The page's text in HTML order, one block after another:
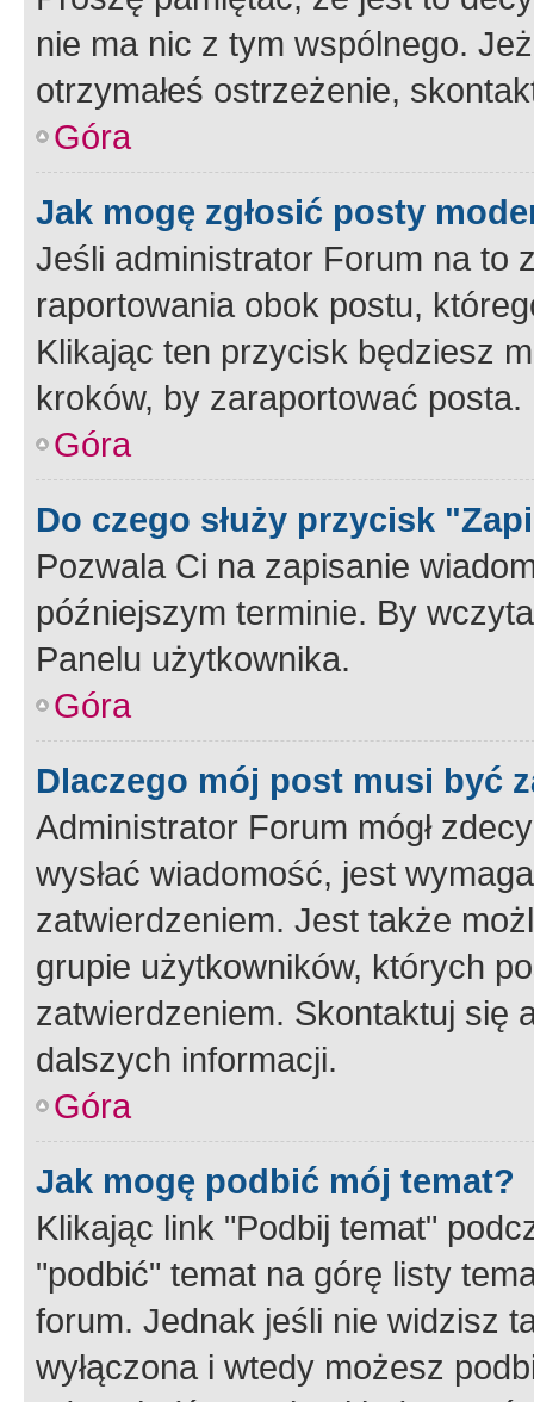
nie ma nic z tym wspólnego.
otrzymałeś ostrzeżenie,
Góra
Jak mogę zgłosić posty
Jeśli administrator Forum na to
raportowania obok postu,
Klikając ten przycisk będziesz
kroków, by zaraportować posta.
Góra
Do czego służy przycisk
Pozwala Ci na zapisanie
późniejszym terminie. By
Panelu użytkownika.
Góra
Dlaczego mój post musi być
Administrator Forum mógł
wysłać wiadomość, jest
zatwierdzeniem. Jest także
grupie użytkowników, których
zatwierdzeniem. Skontaktuj się
dalszych informacji.
Góra
Jak mogę podbić mój temat?
Klikając link "Podbij temat"
"podbić" temat na górę listy
forum. Jednak jeśli nie widzisz
wyłączona i wtedy możesz